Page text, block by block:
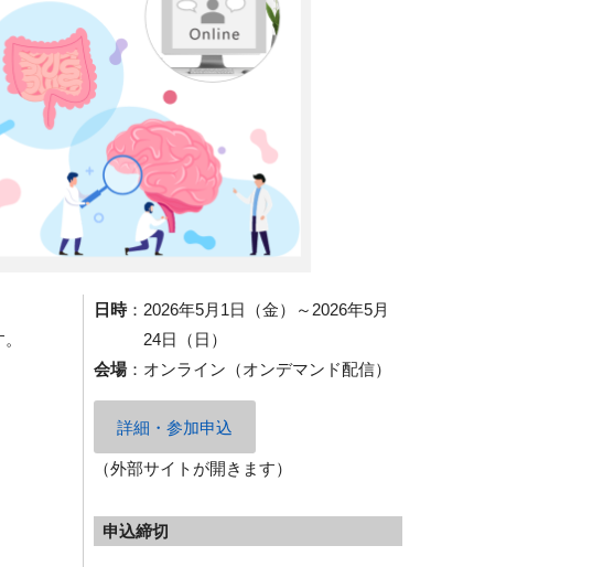
日時： 2026年5月1日（金）～2026年5月
24日（日）
会場： オンライン（オンデマンド配信）
詳細・参加申込
（外部サイトが開きます）
申込締切